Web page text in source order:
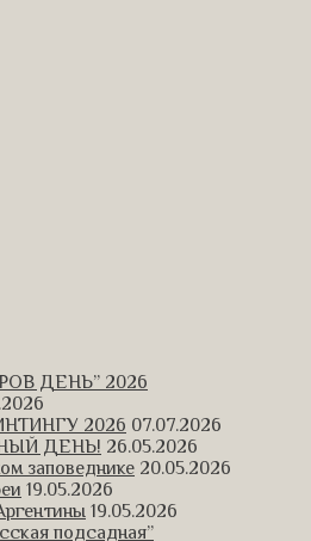
ДЕНЬ” 2026
2026 07.07.2026
ДЕНЬ! 26.05.2026
заповеднике 20.05.2026
19.05.2026
19.05.2026
подсадная”